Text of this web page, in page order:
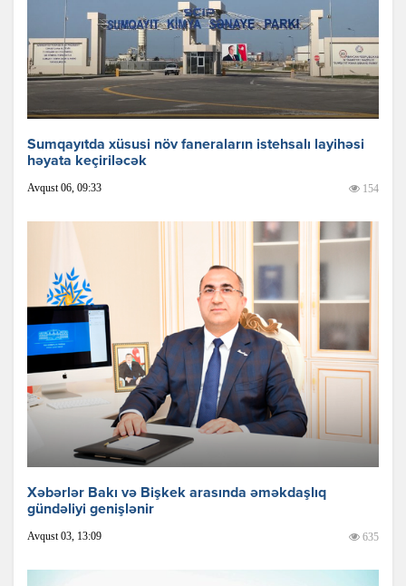
Sumqayıtda xüsusi növ faneraların istehsalı layihəsi
həyata keçiriləcək
Avqust 06, 09:33 154
Xəbərlər Bakı və Bişkek arasında əməkdaşlıq
gündəliyi genişlənir
Avqust 03, 13:09 635